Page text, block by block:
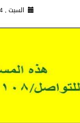
السبت , 24 صفر 1448 هـ ,